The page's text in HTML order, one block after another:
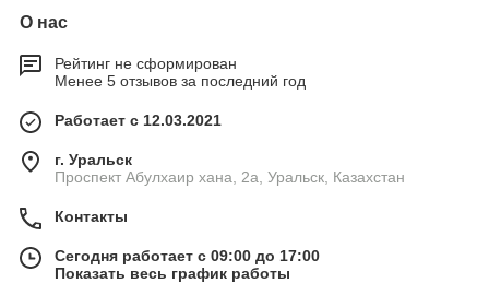
О нас
Рейтинг не сформирован
Менее 5 отзывов за последний год
Работает с 12.03.2021
г. Уральск
Проспект Абулхаир хана, 2а, Уральск, Казахстан
Контакты
Сегодня работает с 09:00 до 17:00
Показать весь график работы